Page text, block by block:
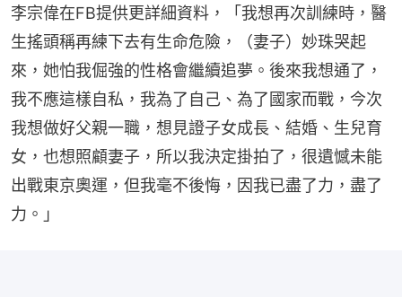
李宗偉在FB提供更詳細資料，「我想再次訓練時，醫
生搖頭稱再練下去有生命危險，（妻子）妙珠哭起
來，她怕我倔強的性格會繼續追夢。後來我想通了，
我不應這樣自私，我為了自己、為了國家而戰，今次
我想做好父親一職，想見證子女成長、結婚、生兒育
女，也想照顧妻子，所以我決定掛拍了，很遺憾未能
出戰東京奧運，但我毫不後悔，因我已盡了力，盡了
力。」